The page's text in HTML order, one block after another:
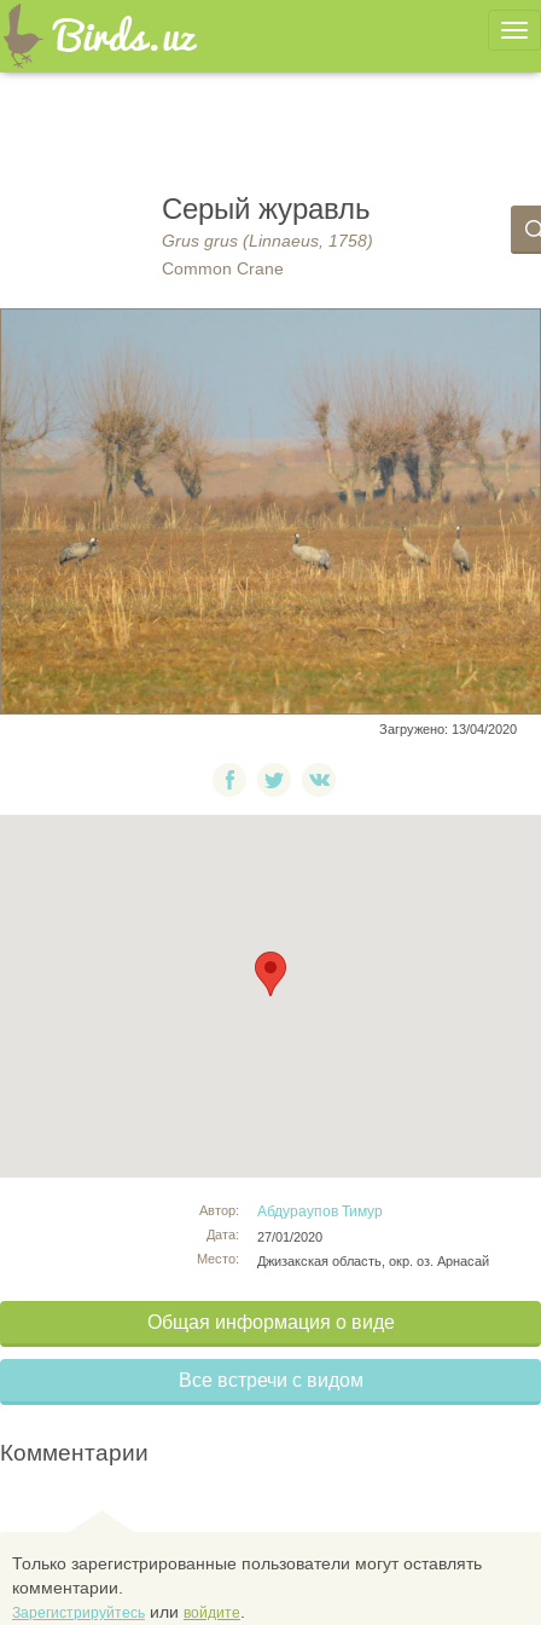
Серый журавль
Grus grus (Linnaeus, 1758)
Common Crane
Загружено: 13/04/2020
Автор:
Дата:
Место:
Абдураупов Тимур
27/01/2020
Джизакская область, окр. оз. Арнасай
Общая информация о виде
Все встречи с видом
Комментарии
Только зарегистрированные пользователи могут оставлять
комментарии.
Зарегистрируйтесь или войдите